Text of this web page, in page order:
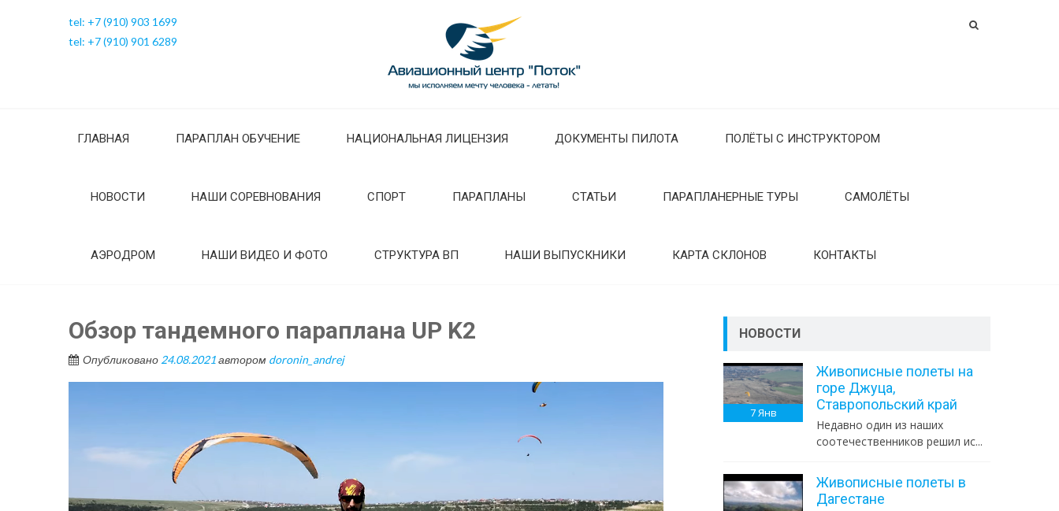
tel: +7 (910) 903 1699
tel: +7 (910) 901 6289
ГЛАВНАЯ ПАРАПЛАН ОБУЧЕНИЕ НАЦИОНАЛЬНАЯ ЛИЦЕНЗИЯ ДОКУМЕНТЫ ПИЛОТА ПОЛЁТЫ С ИНСТРУКТОРОМ
НОВОСТИ НАШИ СОРЕВНОВАНИЯ СПОРТ ПАРАПЛАНЫ СТАТЬИ ПАРАПЛАНЕРНЫЕ ТУРЫ САМОЛЁТЫ
АЭРОДРОМ НАШИ ВИДЕО И ФОТО СТРУКТУРА ВП НАШИ ВЫПУСКНИКИ КАРТА СКЛОНОВ КОНТАКТЫ
Обзор тандемного параплана UP K2
Опубликовано 24.08.2021автором doronin_andrej
НОВОСТИ
7Янв
Живописные полеты на
горе Джуца,
Ставропольский край
Недавно один из наших
соотечественников решил ис...
Живописные полеты в
Дагестане